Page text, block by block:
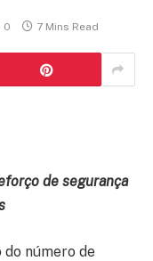
0 7 Mins Read
de segurança
número de